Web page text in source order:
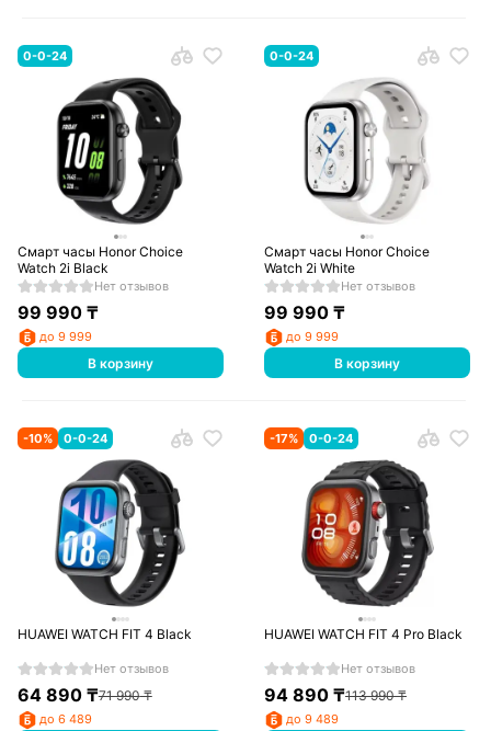
0-0-24
Смарт часы Honor Choice
Watch 2i Black
Нет отзывов
99 990₸
до 9 999
В корзину
0-0-24
Смарт часы Honor Choice
Watch 2i White
Нет отзывов
99 990 ₸
до 9 999
В корзину
-10% 0-0-24
HUAWEI WATCH FIT 4 Black
Нет отзывов
64 890₸71 990₸
до 6 489
-17% 0-0-24
HUAWEI WATCH FIT 4 Pro Black
Нет отзывов
94 890 ₸113 990₸
до 9 489